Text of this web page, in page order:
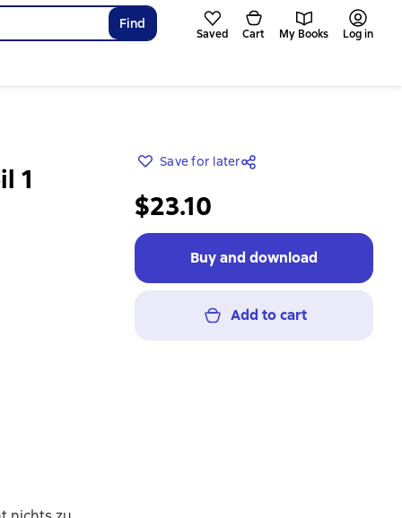
Find
Saved Cart My Books Log in
1
Save for later
$23.10
Buy and download
Add to cart